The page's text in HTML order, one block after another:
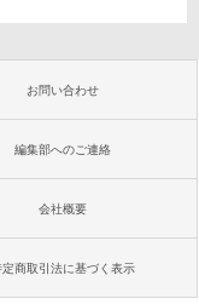
お問い合わせ
編集部へのご連絡
会社概要
定商取引法に基づく表示